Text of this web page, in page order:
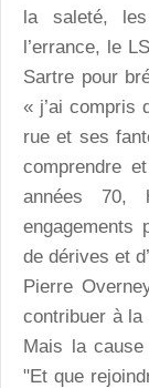
la saleté,
l’errance, le
Sartre pour
« j’ai compris
rue et ses
comprendre
années 70,
engagements
de dérives et
Pierre
contribuer à la
Mais la
"Et que